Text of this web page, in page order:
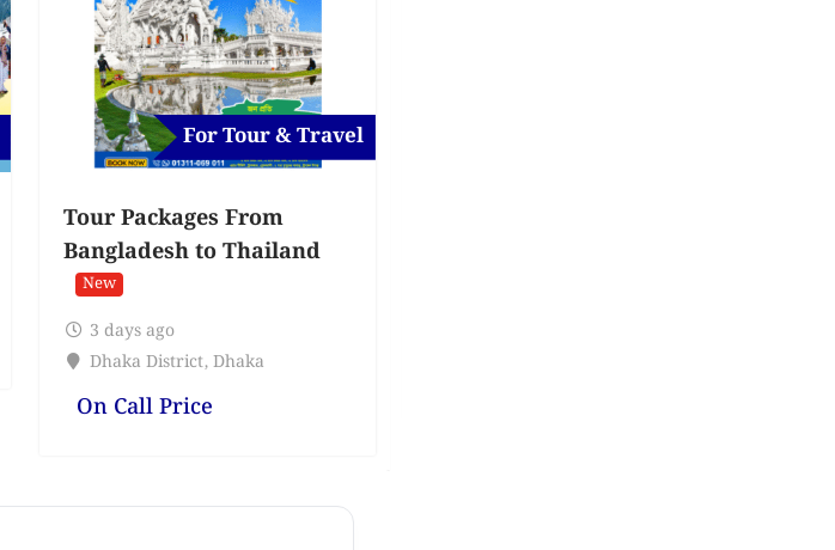
For Tour & Travel
Tour Packages From
Bangladesh to Thailand
New
3 days ago
Dhaka District, Dhaka
On Call Price